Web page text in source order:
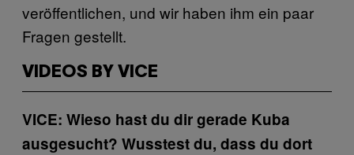
veröffentlichen, und wir haben ihm ein paar
Fragen gestellt.
VIDEOS BY VICE
VICE: Wieso hast du dir gerade Kuba
ausgesucht? Wusstest du, dass du dort